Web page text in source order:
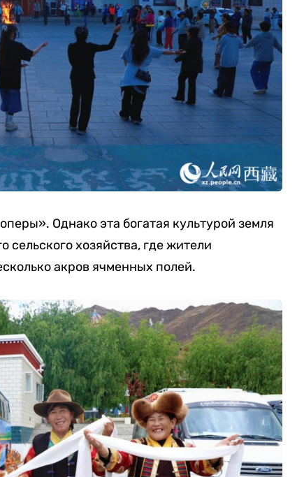
Однако эта богатая культурой земля
сельского хозяйства, где жители
акров ячменных полей.